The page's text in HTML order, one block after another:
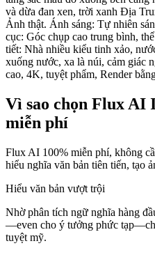
và dừa đan xen, trời xanh Địa
Ảnh thật. Ánh sáng: Tự nhiên
cục: Góc chụp cao trung bình,
tiết: Nhà nhiều kiểu tinh xảo,
xuống nước, xa là núi, cảm giác
cao, 4K, tuyệt phẩm, Render
Vì sao chọn Flux AI
miễn phí
Flux AI 100% miễn phí, không
hiểu nghĩa văn bản tiên tiến, tạo
Hiểu văn bản vượt trội
Nhờ phân tích ngữ nghĩa hàng
—even cho ý tưởng phức
tuyệt mỹ.